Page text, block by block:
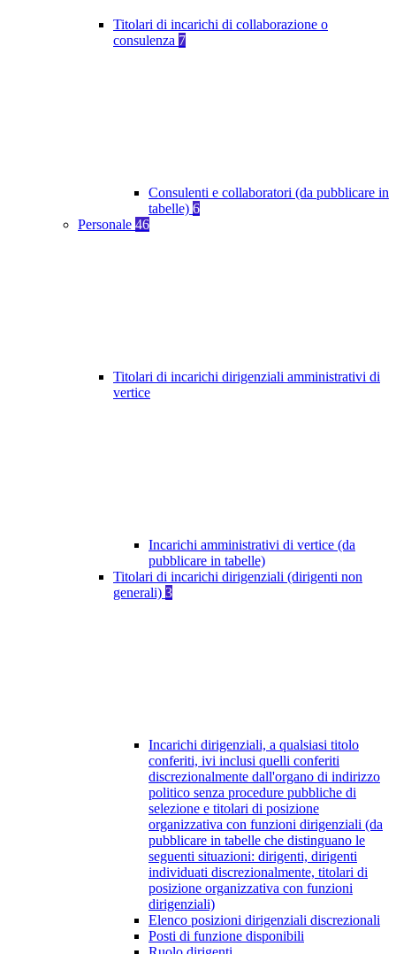
Titolari di incarichi di collaborazione o
consulenza 7
Consulenti e collaboratori (da pubblicare in
tabelle) 6
Personale 46
Titolari di incarichi dirigenziali amministrativi di
vertice
Incarichi amministrativi di vertice (da
pubblicare in tabelle)
Titolari di incarichi dirigenziali (dirigenti non
generali) 3
Incarichi dirigenziali, a qualsiasi titolo
conferiti, ivi inclusi quelli conferiti
discrezionalmente dall'organo di indirizzo
politico senza procedure pubbliche di
selezione e titolari di posizione
organizzativa con funzioni dirigenziali (da
pubblicare in tabelle che distinguano le
seguenti situazioni: dirigenti, dirigenti
individuati discrezionalmente, titolari di
posizione organizzativa con funzioni
dirigenziali)
Elenco posizioni dirigenziali discrezionali
Posti di funzione disponibili